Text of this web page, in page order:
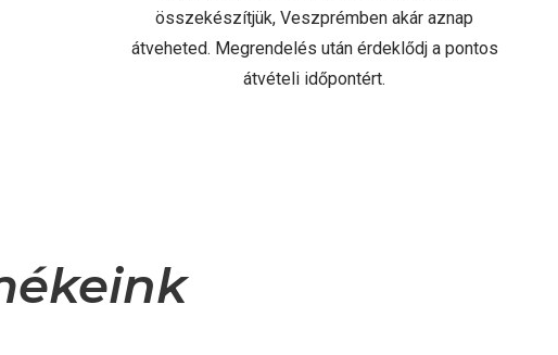
összekészítjük, Veszprémben akár aznap
átveheted. Megrendelés után érdeklődj a pontos
átvételi időpontért.